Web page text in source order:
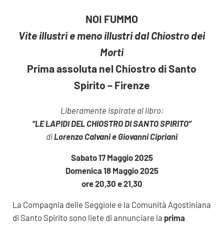
NOI FUMMO
Vite illustri e meno illustri dal Chiostro dei
Morti
Prima assoluta nel Chiostro di Santo
Spirito – Firenze
Liberamente ispirate al libro:
“LE LAPIDI DEL CHIOSTRO DI SANTO SPIRITO”
diLorenzo Calvani e Giovanni Cipriani
Sabato 17 Maggio 2025
Domenica 18 Maggio 2025
ore 20,30 e 21,30
La Compagnia delle Seggiole e la Comunità Agostiniana
di Santo Spirito sono liete di annunciare la prima